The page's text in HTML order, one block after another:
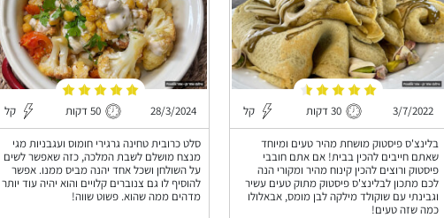
3/7/2022 30 דקות קל
בלינצ'ס פיסטוק מושחת מהיר טעים ומיוחד
שאתם חייבים להכין בבית! אם אתם חובבי
פיסטוק ורוצים להכין קינוח מהיר ומקורי הנה
לכם מתכון לבלינצ'ס פיסטוק מתוק טעים עשיר
וגבינתי עם שוקולד מילקה לבן מומס, אבאלולו
כמה שזה טעים!
28/3/2024 50 דקות קל
סלט כרובית טחינה גרגירי חומוס ועגבניות מגי
מנצח מושלם לשבת המלכה, כזה שאפשר לשים
על השולחן ושכל אחד יהנה מביס ממנו. אפשר
להוסיף לו גם צנוברים קלויים והוא יהיה עוד יותר
מדהים ממה שהוא. פשוט שווה!